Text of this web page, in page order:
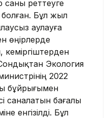
саны реттеуге
болған. Бұл жыл
аулауға
өңірлерде
Сондықтан Экология
2022
бұйрығымен
саналатын бағалы
енгізілді. Бұл